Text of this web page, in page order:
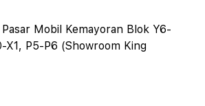
Mobil Kemayoran Blok Y6-
X1, P5-P6 (Showroom King